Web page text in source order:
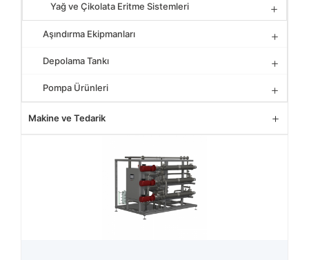
Yağ ve Çikolata Eritme Sistemleri
Aşındırma Ekipmanları
Depolama Tankı
Pompa Ürünleri
Makine ve Tedarik